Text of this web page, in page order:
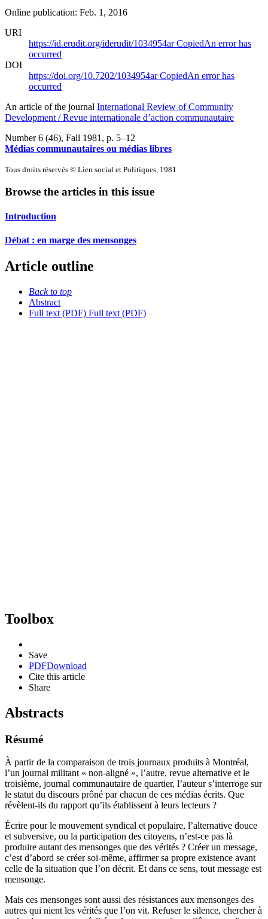
Online publication: Feb. 1, 2016
URI
https://id.erudit.org/iderudit/1034954arCopiedAn error has
occurred
DOI
https://doi.org/10.7202/1034954arCopiedAn error has
occurred
An article of the journal International Review of Community
Development / Revue internationale d’action communautaire
Number 6 (46), Fall 1981 , p. 5–12
Médias communautaires ou médias libres
Tous droits réservés © Lien social et Politiques, 1981
Browse the articles in this issue
Introduction
Débat : en marge des mensonges
Article outline
Back to top
Abstract
Full text (PDF) Full text (PDF)
Toolbox
Save
PDFDownload
Cite this article
Share
Abstracts
Résumé
À partir de la comparaison de trois journaux produits à Montréal,
l’un journal militant « non-aligné », l’autre, revue alternative et le
troisième, journal communautaire de quartier, l’auteur s’interroge sur
le statut du discours prôné par chacun de ces médias écrits. Que
révèlent-ils du rapport qu’ils établissent à leurs lecteurs ?
Écrire pour le mouvement syndical et populaire, l’alternative douce
et subversive, ou la participation des citoyens, n’est-ce pas là
produire autant des mensonges que des vérités ? Créer un message,
c’est d’abord se créer soi-même, affirmer sa propre existence avant
celle de la situation que l’on décrit. Et dans ce sens, tout message est
mensonge.
Mais ces mensonges sont aussi des résistances aux mensonges des
autres qui nient les vérités que l’on vit. Refuser le silence, chercher à